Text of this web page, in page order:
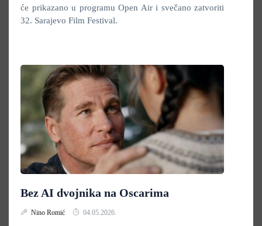
će prikazano u programu Open Air i svečano zatvoriti
32. Sarajevo Film Festival.
Bez AI dvojnika na Oscarima
Nino Romić 04.05.2026.